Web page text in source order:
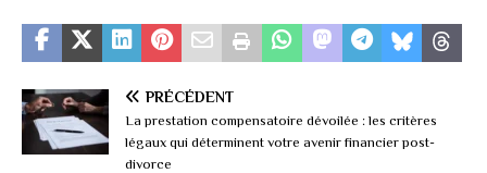
PRÉCÉDENT
La prestation compensatoire dévoilée : les critères
légaux qui déterminent votre avenir financier post-
divorce